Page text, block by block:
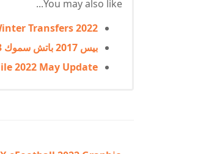
You may also like...
Transfers 2022
بيس 2017 باتش سموك v17.4.3 اوبشن فايل 2023
2022 May Update